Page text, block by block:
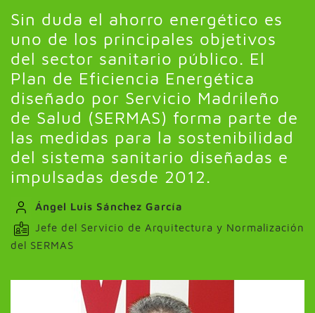
Sin duda el ahorro energético es
uno de los principales objetivos
del sector sanitario público. El
Plan de Eficiencia Energética
diseñado por Servicio Madrileño
de Salud (SERMAS) forma parte de
las medidas para la sostenibilidad
del sistema sanitario diseñadas e
impulsadas desde 2012.
Ángel Luis Sánchez García
Jefe del Servicio de Arquitectura y Normalización
del SERMAS